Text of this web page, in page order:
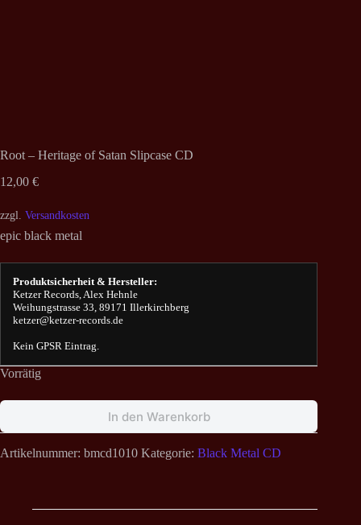
Root – Heritage of Satan Slipcase CD
12,00 €
zzgl. Versandkosten
epic black metal
Produktsicherheit & Hersteller:
Ketzer Records, Alex Hehnle
Weihungstrasse 33, 89171 Illerkirchberg
ketzer@ketzer-records.de
Kein GPSR Eintrag.
Vorrätig
In den Warenkorb
Artikelnummer: bmcd1010 Kategorie: Black Metal CD